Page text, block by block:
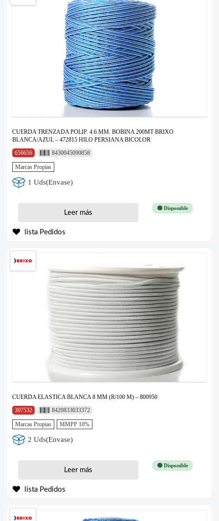
CUERDA TRENZADA POLIP. 4.6 MM. BOBINA 200MT BRIXO
BLANCA/AZUL – 472815 HILO PERSIANA BICOLOR
656656
8430045090858
Marcas Propias
1 Uds(Envase)
🟢 Disponible
Leer más
lista Pedidos
CUERDA ELASTICA BLANCA 8 MM (R/100 M) – 800950
307532
8420833033372
Marcas Propias MMPP 10%
2 Uds(Envase)
🟢 Disponible
Leer más
lista Pedidos